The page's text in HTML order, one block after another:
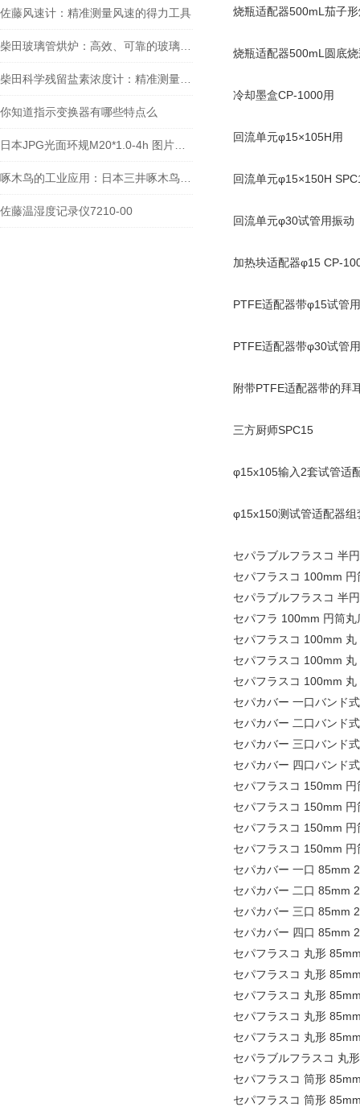
佐藤风速计：精准测量风速的得力工具
你知道指示变换器有哪些特点么
佐藤温湿度记录仪7210-00
烧瓶适配器500mL茄子
烧瓶适配器500mL圆底
冷却墨盒CP-1000用
回流单元φ15×105H用
回流单元φ15×150H
回流单元φ30试管用振动
加热块适配器φ15 CP-
PTFE适配器带φ15试管用
PTFE适配器带φ30试管用
附带PTFE适配器带的拜
三方厨师SPC15
φ15x105输入2套试管适
φ15x150测试管适配器组
セパラブルフラスコ 半
セパフラスコ 100mm 円
セパラブルフラスコ 半
セパフラ 100mm 円筒
セパフラスコ 100mm 丸
セパフラスコ 100mm 丸
セパフラスコ 100mm 丸
セパカバー 一口バンド
セパカバー 二口バンド
セパカバー 三口バンド
セパカバー 四口バンド
セパフラスコ 150mm
セパフラスコ 150mm 円
セパフラスコ 150mm 円
セパフラスコ 150mm 円
セパカバー 一口 85mm
セパカバー 二口 85mm
セパカバー 三口 85mm
セパカバー 四口 85mm
セパフラスコ 丸形
セパフラスコ 丸形
セパフラスコ 丸形
セパフラスコ 丸形
セパフラスコ 丸形
セパラブルフラスコ 丸
セパフラスコ 筒形
セパフラスコ 筒形